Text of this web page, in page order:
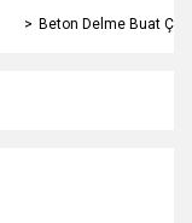
Beton Delme Buat